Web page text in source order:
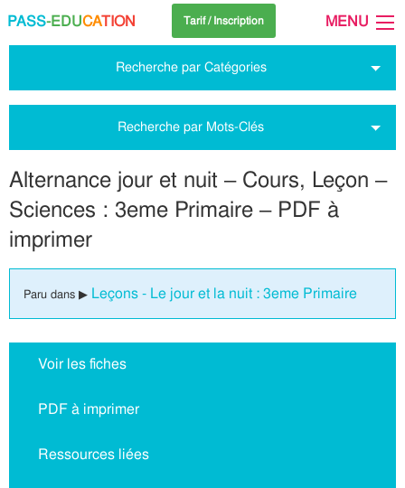
PASS-EDUCATION Tarif / Inscription MENU
Recherche par Catégories
Recherche par Mots-Clés
Alternance jour et nuit – Cours, Leçon –
Sciences : 3eme Primaire – PDF à
imprimer
Paru dans ▶ Leçons - Le jour et la nuit : 3eme Primaire
Voir les fiches
PDF à imprimer
Ressources liées